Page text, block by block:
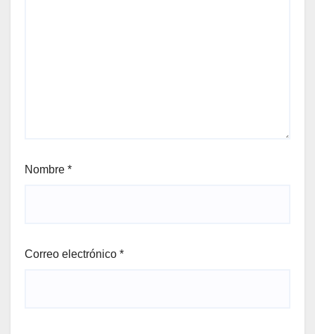
Nombre *
Correo electrónico *